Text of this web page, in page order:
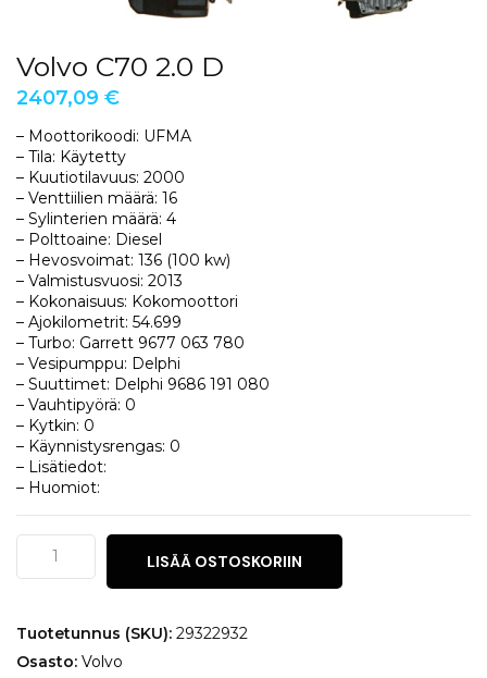
Volvo C70 2.0 D
2407,09 €
– Moottorikoodi: UFMA
– Tila: Käytetty
– Kuutiotilavuus: 2000
– Venttiilien määrä: 16
– Sylinterien määrä: 4
– Polttoaine: Diesel
– Hevosvoimat: 136 (100 kw)
– Valmistusvuosi: 2013
– Kokonaisuus: Kokomoottori
– Ajokilometrit: 54.699
– Turbo: Garrett 9677 063 780
– Vesipumppu: Delphi
– Suuttimet: Delphi 9686 191 080
– Vauhtipyörä: 0
– Kytkin: 0
– Käynnistysrengas: 0
– Lisätiedot:
– Huomiot:
Volvo
2.0
määrä
LISÄÄ OSTOSKORIIN
Tuotetunnus (SKU): 29322932
Osasto: Volvo